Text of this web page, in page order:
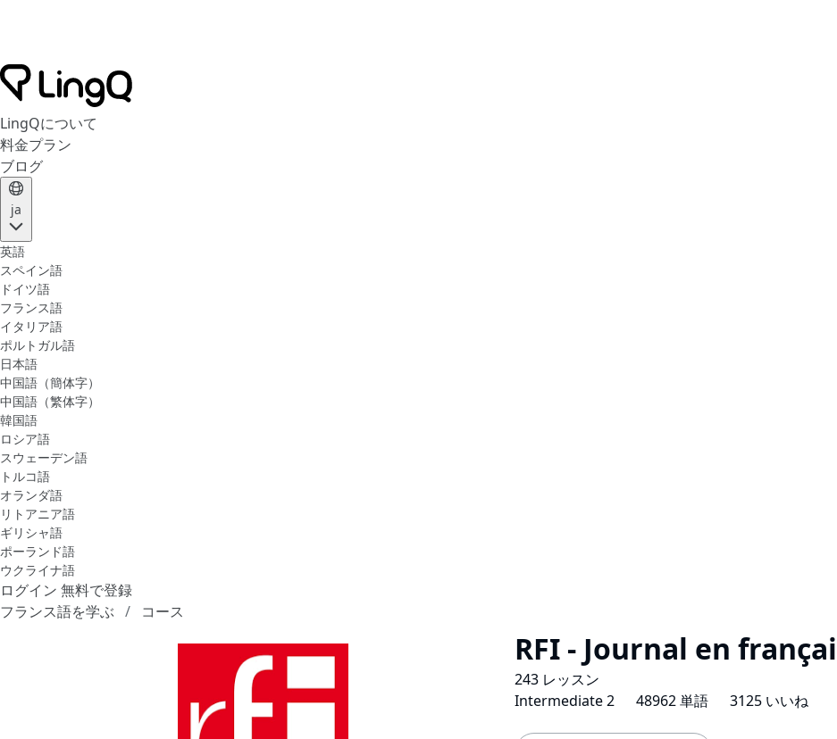
LingQについて
料金プラン
ブログ
ja
英語
スペイン語
ドイツ語
フランス語
イタリア語
ポルトガル語
日本語
中国語（簡体字）
中国語（繁体字）
韓国語
ロシア語
スウェーデン語
トルコ語
オランダ語
リトアニア語
ギリシャ語
ポーランド語
ウクライナ語
ログイン 無料で登録
フランス語を学ぶ
コース
RFI - Journal en
243 レッスン
Intermediate 2
48962 単語 3125 いいね